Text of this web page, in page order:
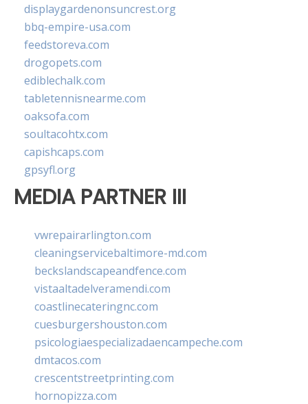
displaygardenonsuncrest.org
bbq-empire-usa.com
feedstoreva.com
drogopets.com
ediblechalk.com
tabletennisnearme.com
oaksofa.com
soultacohtx.com
capishcaps.com
gpsyfl.org
MEDIA PARTNER III
vwrepairarlington.com
cleaningservicebaltimore-md.com
beckslandscapeandfence.com
vistaaltadelveramendi.com
coastlinecateringnc.com
cuesburgershouston.com
psicologiaespecializadaencampeche.com
dmtacos.com
crescentstreetprinting.com
hornopizza.com